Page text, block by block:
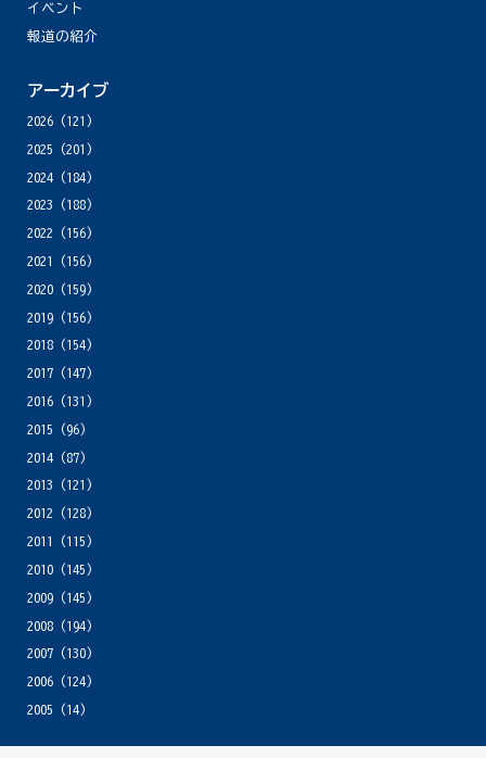
イベント
報道の紹介
アーカイブ
2026(121)
2025 (201)
2024(184)
2023 (188)
2022 (156)
2021
(156)
2020(159)
2019(156)
2018(154)
2017(147)
2016(131)
2015 (96)
2014(87)
2013 (121)
2012 (128)
2011
(115)
2010(145)
2009(145)
2008(194)
2007(130)
2006(124)
2005 (14)